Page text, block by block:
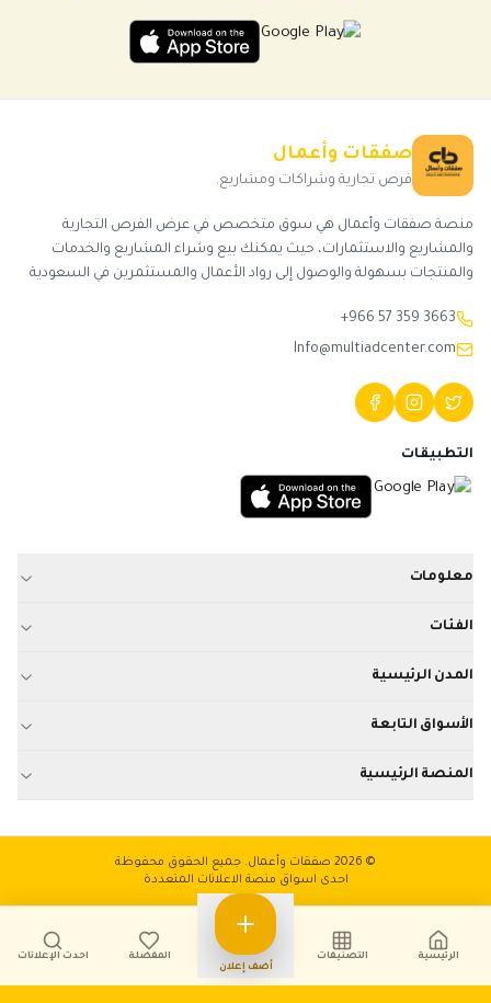
صفقات وأعمال
فرص تجارية وشراكات ومشاريع.
منصة صفقات وأعمال هي سوق متخصص في عرض الفرص التجارية
والمشاريع والاستثمارات، حيث يمكنك بيع وشراء المشاريع والخدمات
والمنتجات بسهولة والوصول إلى رواد الأعمال والمستثمرين في السعودية
+966 57 359 3663
Info@multiadcenter.com
التطبيقات
معلومات
الفئات
المدن الرئيسية
الأسواق التابعة
المنصة الرئيسية
© 2026 صفقات وأعمال. جميع الحقوق محفوظة
احدى اسواق منصة الاعلانات المتعددة
الرئيسية
التصنيفات
أضف إعلان
المفضلة أحدث الإعلانات